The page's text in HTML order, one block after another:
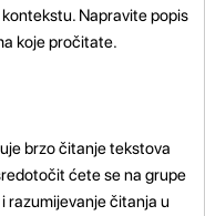
Napravite popis
koje pročitate.
brzo čitanje tekstova
ćete se na grupe
razumijevanje čitanja u